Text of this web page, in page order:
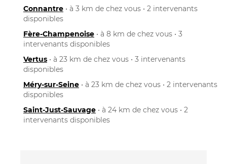
Connantre • à 3 km de chez vous • 2 intervenants
disponibles
Fère-Champenoise • à 8 km de chez vous • 3
intervenants disponibles
Vertus • à 23 km de chez vous • 3 intervenants
disponibles
Méry-sur-Seine • à 23 km de chez vous • 2 intervenants
disponibles
Saint-Just-Sauvage • à 24 km de chez vous • 2
intervenants disponibles